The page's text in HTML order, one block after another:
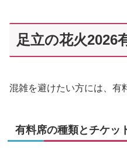
足立の花火2026
混雑を避けたい方には、有
有料席の種類とチケッ